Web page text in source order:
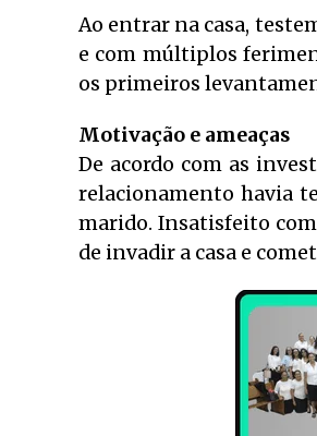
Ao entrar na casa,
e com múltiplos
os primeiros
Motivação e ameaças
De acordo com as
relacionamento havia
marido. Insatisfeito
de invadir a casa e